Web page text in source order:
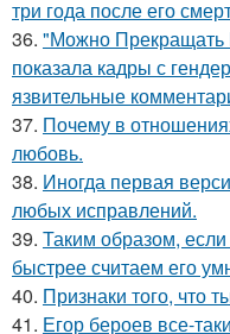
три года после его
36. "Можно Прекращать
показала кадры с
язвительные
37. Почему в
любовь.
38. Иногда первая
любых исправлений.
39. Таким образом,
быстрее считаем его
40. Признаки того, что
41. Егор бероев все-